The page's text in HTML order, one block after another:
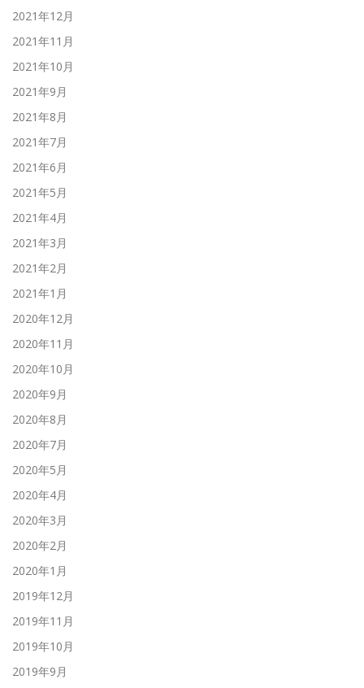
2021年12月
2021年11月
2021年10月
2021年9月
2021年8月
2021年7月
2021年6月
2021年5月
2021年4月
2021年3月
2021年2月
2021年1月
2020年12月
2020年11月
2020年10月
2020年9月
2020年8月
2020年7月
2020年5月
2020年4月
2020年3月
2020年2月
2020年1月
2019年12月
2019年11月
2019年10月
2019年9月